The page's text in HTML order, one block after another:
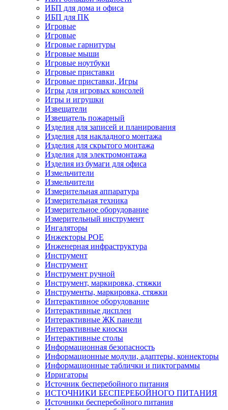
ИБП для дома и офиса
ИБП для ПК
Игровые
Игровые
Игровые гарнитуры
Игровые мыши
Игровые ноутбуки
Игровые приставки
Игровые приставки, Игры
Игры для игровых консолей
Игры и игрушки
Извещатели
Извещатель пожарный
Изделия для записей и планирования
Изделия для накладного монтажа
Изделия для скрытого монтажа
Изделия для электромонтажа
Изделия из бумаги для офиса
Измельчители
Измельчители
Измерительная аппаратура
Измерительная техника
Измерительное оборудование
Измерительный инструмент
Ингаляторы
Инжекторы POE
Инженерная инфраструктура
Инструмент
Инструмент
Инструмент ручной
Инструмент, маркировка, стяжки
Инструменты, маркировка, стяжки
Интерактивное оборудование
Интерактивные дисплеи
Интерактивные ЖК панели
Интерактивные киоски
Интерактивные столы
Информационная безопасность
Информационные модули, адаптеры, коннекторы
Информационные таблички и пиктограммы
Ирригаторы
Источник бесперебойного питания
ИСТОЧНИКИ БЕСПЕРЕБОЙНОГО ПИТАНИЯ
Источники бесперебойного питания